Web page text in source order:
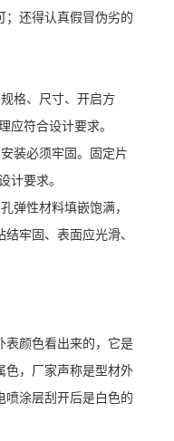
；还得认真假冒伪劣的
格、尺寸、开启方
应符合设计要求。
装必须牢固。固定片
计要求。
弹性材料填嵌饱满，
牢固、表面应光滑、
表颜色看出来的，它是
色，厂家声称是型材外
涂层刮开后是白色的